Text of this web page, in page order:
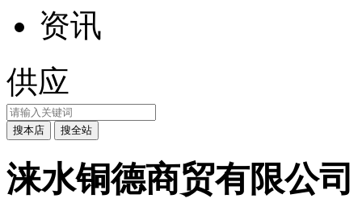
资讯
供应
涞水铜德商贸有限公司